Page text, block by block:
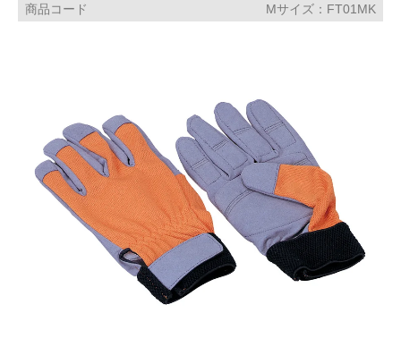
商品コード Mサイズ：FT01MK